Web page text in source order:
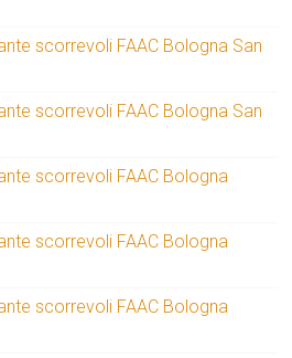
scorrevoli FAAC Bologna San
scorrevoli FAAC Bologna San
scorrevoli FAAC Bologna
scorrevoli FAAC Bologna
scorrevoli FAAC Bologna